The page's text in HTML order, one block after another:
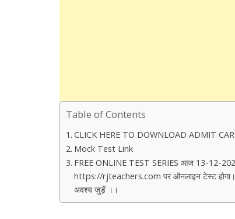
Table of Contents
CLICK HERE TO DOWNLOAD ADMIT
Mock Test Link
FREE ONLINE TEST SERIES आज 13-12-2021
https://rjteachers.com पर ऑनलाइन टेस्ट होगा।
अवश्य जुड़ें ।।